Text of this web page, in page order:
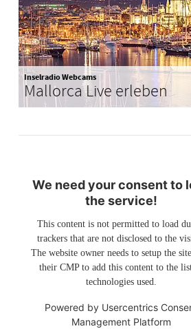
Inselradio Webcams
Mallorca Live erleben
We need your consent to
the service!
This content is not permitted to load
trackers that are not disclosed to the
The website owner needs to setup the
their CMP to add this content to the
technologies used.
Powered by Usercentrics
Management Platform